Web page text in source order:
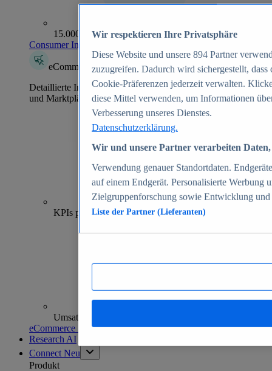
15.000+ Marken
Consumer Insights entdecken
eCommerce Insights
Detaillierte Informationen zu mehr als 39.000 Online-Shops
und Marktplätzen
70+
KPIs pro Shop
Umsatzanalysen und -prognosen
eCommerce Insights entdecken
Research AI
Connect Neu
Produkt
Wir respektieren Ihre Privatsphäre
Diese Website und unsere 894 Partner
zuzugreifen. Dadurch wird sichergestellt,
Cookie-Präferenzen jederzeit verwalten.
diese Mittel verwenden, um Informationen
Verbesserung unseres Dienstes.
Datenschutzerklärung.
Wir und unsere Partner verarbeiten
Verwendung genauer Standortdaten.
auf einem Endgerät. Personalisierte Werbung
Zielgruppenforschung sowie Entwicklung
Liste der Partner (Lieferanten)